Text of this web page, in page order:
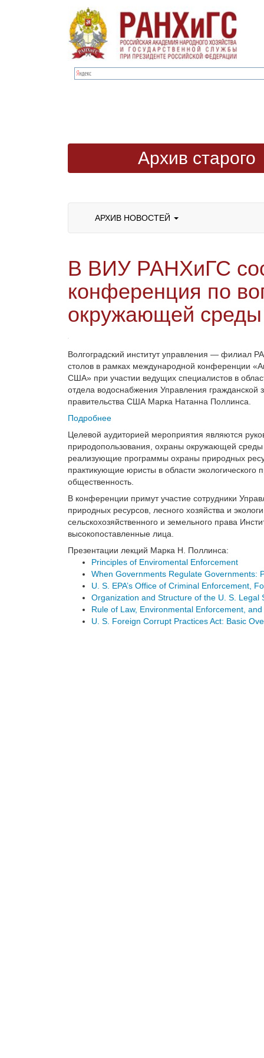
Архив старого
АРХИВ НОВОСТЕЙ
В ВИУ РАНХиГС
конференция по
окружающей среды
Волгоградский институт управления — филиал
столов в рамках международной конференции
США» при участии ведущих специалистов в
отдела водоснабжения Управления
правительства США Марка Натанна Поллинса.
Подробнее
Целевой аудиторией мероприятия являются
природопользования, охраны окружающей среды
реализующие программы охраны природных
практикующие юристы в области
общественность.
В конференции примут участие сотрудники
природных ресурсов, лесного хозяйства и
сельскохозяйственного и земельного права
высокопоставленные лица.
Презентации лекций Марка Н. Поллинса:
Principles of Enviromental Enforcement
When Governments Regulate Governments:
U. S. EPA’s Office of Criminal Enforcement,
Organization and Structure of the U. S.
Rule of Law, Environmental Enforcement,
U. S. Foreign Corrupt Practices Act: Basic